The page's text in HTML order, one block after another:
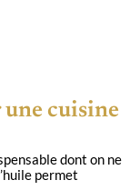
cuisine
dont on ne
permet